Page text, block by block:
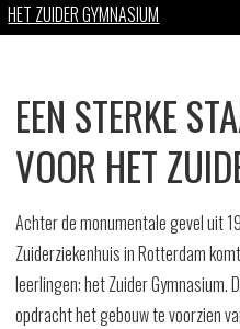
HET ZUIDER GYMNASIUM
EEN STERKE
VOOR HET
Achter de monumentale gevel uit
Zuiderziekenhuis in Rotterdam
leerlingen: het Zuider Gymnasium.
opdracht het gebouw te voorzien